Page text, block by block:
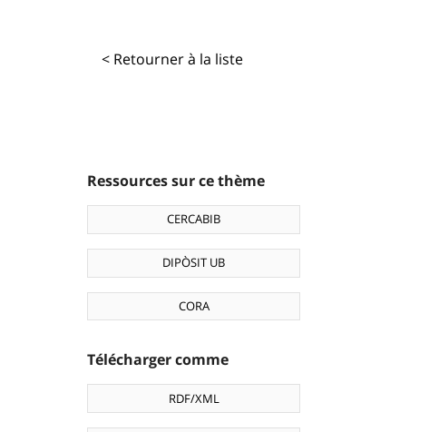
< Retourner à la liste
Ressources sur ce thème
CERCABIB
DIPÒSIT UB
CORA
Télécharger comme
RDF/XML